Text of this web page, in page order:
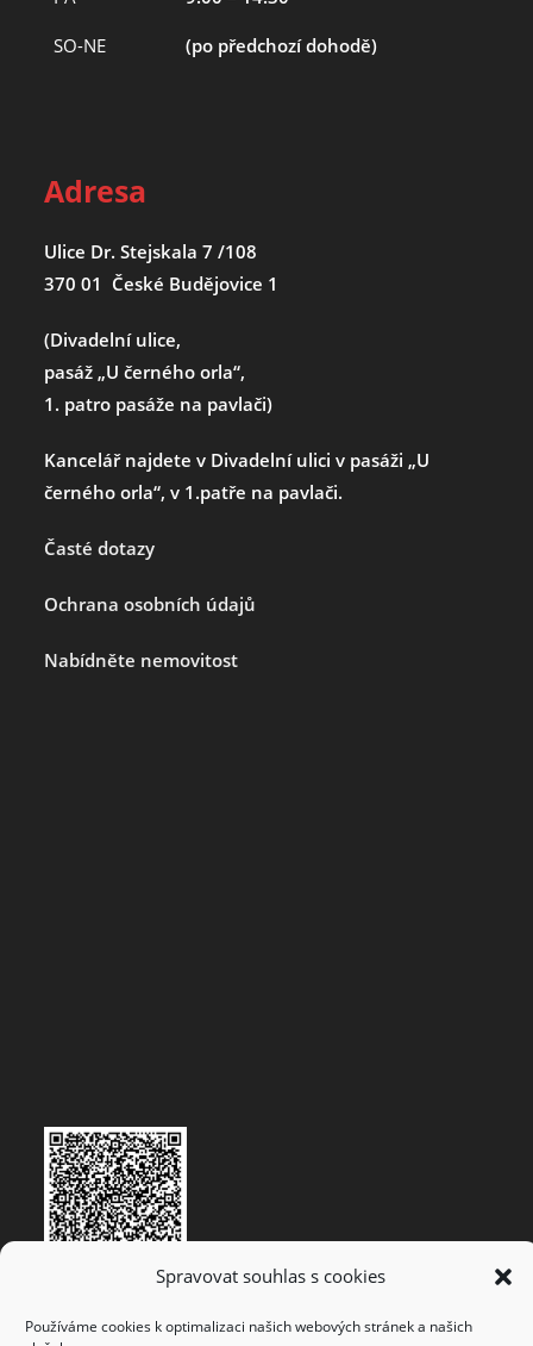
Spravovat souhlas s cookies
Používáme cookies k optimalizaci našich webových stránek a našich
SO-NE (po předchozí dohodě)
Adresa
Ulice Dr. Stejskala 7 /108
370 01 České Budějovice 1
(Divadelní ulice,
pasáž „U černého orla“,
1. patro pasáže na pavlači)
Kancelář najdete v Divadelní ulici v pasáži „U
černého orla“, v 1.patře na pavlači.
Časté dotazy
Ochrana osobních údajů
Nabídněte nemovitost